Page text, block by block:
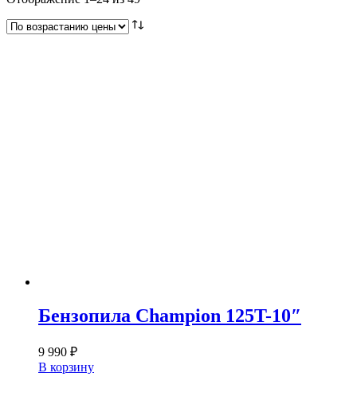
возрастанию
Бензопила Champion 125T-10″
9 990 ₽
В корзину